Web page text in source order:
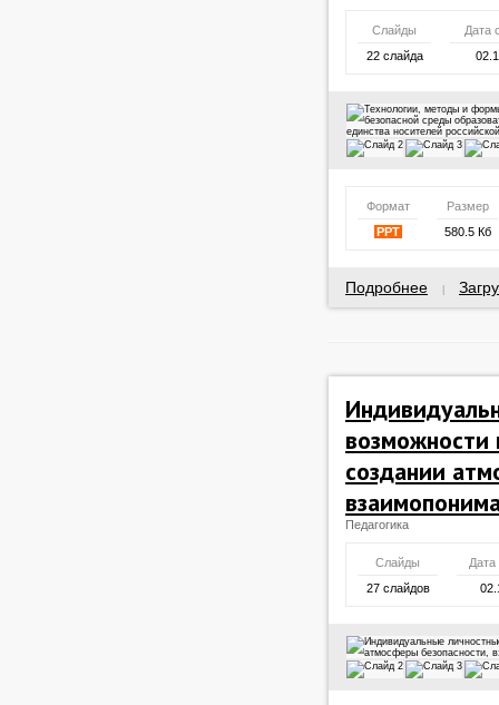
Слайды
Дата
22 слайда
Формат
Размер
PPT
580.5 Кб
Подробнее
возможности
создании
Педагогика
Слайды
Дата
27 слайдов